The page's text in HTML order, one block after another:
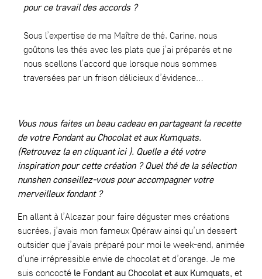
pour ce travail des accords ?
Sous l’expertise de ma Maître de thé, Carine, nous
goûtons les thés avec les plats que j’ai préparés et ne
nous scellons l’accord que lorsque nous sommes
traversées par un frison délicieux d’évidence…
Vous nous faites un beau cadeau en partageant la recette
de votre Fondant au Chocolat et aux Kumquats.
(Retrouvez la en cliquantici ). Quelle a été votre
inspiration pour cette création ? Quel thé de la sélection
nunshen conseillez-vous pour accompagner votre
merveilleux fondant ?
En allant à l’Alcazar pour faire déguster mes créations
sucrées, j’avais mon fameux Opéraw ainsi qu’un dessert
outsider que j’avais préparé pour moi le week-end, animée
d’une irrépressible envie de chocolat et d’orange. Je me
suis concocté le Fondant au Chocolat et aux Kumquats, et